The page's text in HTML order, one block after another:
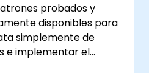
probados y
disponibles para
simplemente de
e implementar el